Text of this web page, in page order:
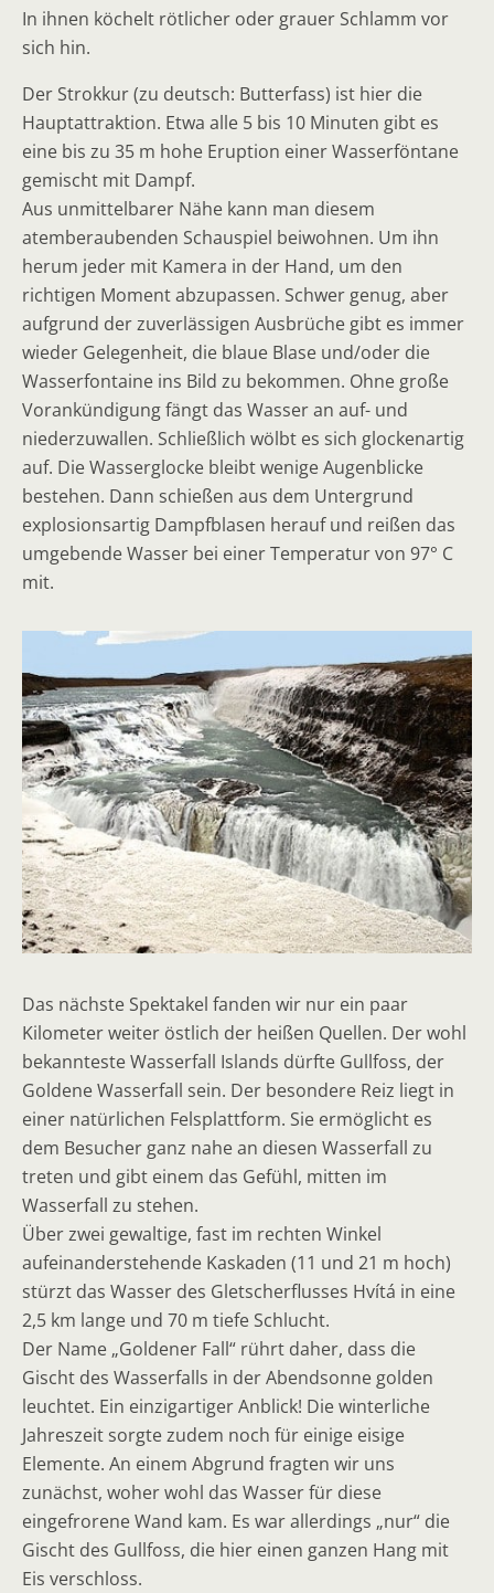
In ihnen köchelt rötlicher oder grauer Schlamm vor
sich hin.
Der Strokkur (zu deutsch: Butterfass) ist hier die
Hauptattraktion. Etwa alle 5 bis 10 Minuten gibt es
eine bis zu 35 m hohe Eruption einer Wasserföntane
gemischt mit Dampf.
Aus unmittelbarer Nähe kann man diesem
atemberaubenden Schauspiel beiwohnen. Um ihn
herum jeder mit Kamera in der Hand, um den
richtigen Moment abzupassen. Schwer genug, aber
aufgrund der zuverlässigen Ausbrüche gibt es immer
wieder Gelegenheit, die blaue Blase und/oder die
Wasserfontaine ins Bild zu bekommen. Ohne große
Vorankündigung fängt das Wasser an auf- und
niederzuwallen. Schließlich wölbt es sich glockenartig
auf. Die Wasserglocke bleibt wenige Augenblicke
bestehen. Dann schießen aus dem Untergrund
explosionsartig Dampfblasen herauf und reißen das
umgebende Wasser bei einer Temperatur von 97° C
mit.
Das nächste Spektakel fanden wir nur ein paar
Kilometer weiter östlich der heißen Quellen. Der wohl
bekannteste Wasserfall Islands dürfte Gullfoss, der
Goldene Wasserfall sein. Der besondere Reiz liegt in
einer natürlichen Felsplattform. Sie ermöglicht es
dem Besucher ganz nahe an diesen Wasserfall zu
treten und gibt einem das Gefühl, mitten im
Wasserfall zu stehen.
Über zwei gewaltige, fast im rechten Winkel
aufeinanderstehende Kaskaden (11 und 21 m hoch)
stürzt das Wasser des Gletscherflusses Hvítá in eine
2,5 km lange und 70 m tiefe Schlucht.
Der Name „Goldener Fall“ rührt daher, dass die
Gischt des Wasserfalls in der Abendsonne golden
leuchtet. Ein einzigartiger Anblick! Die winterliche
Jahreszeit sorgte zudem noch für einige eisige
Elemente. An einem Abgrund fragten wir uns
zunächst, woher wohl das Wasser für diese
eingefrorene Wand kam. Es war allerdings „nur“ die
Gischt des Gullfoss, die hier einen ganzen Hang mit
Eis verschloss.